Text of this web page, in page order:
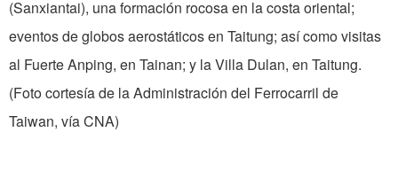
(Sanxiantai), una formación rocosa en la costa oriental;
eventos de globos aerostáticos en Taitung; así como visitas
al Fuerte Anping, en Tainan; y la Villa Dulan, en Taitung.
(Foto cortesía de la Administración del Ferrocarril de
Taiwan, vía CNA)